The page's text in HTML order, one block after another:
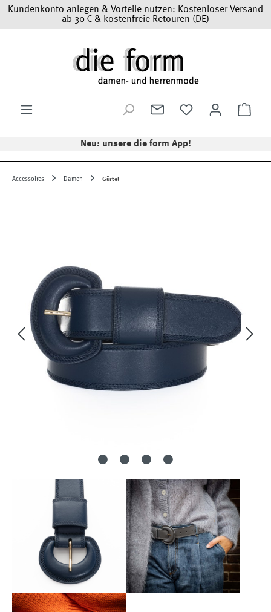
Zum Hauptinhalt springen
Kundenkonto anlegen & Vorteile nutzen: Kostenloser Versand
ab 30 € & kostenfreie Retouren (DE)
Neu: unsere die form App!
Accessoires Damen Gürtel